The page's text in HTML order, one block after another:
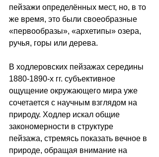
пейзажи определённых мест, но, в то
же время, это были своеобразные
«первообразы», «архетипы» озера,
ручья, горы или дерева.
В ходлеровских пейзажах середины
1880-1890-х гг. субъективное
ощущение окружающего мира уже
сочетается с научным взглядом на
природу. Ходлер искал общие
закономерности в структуре
пейзажа, стремясь показать вечное в
природе, обращая внимание на